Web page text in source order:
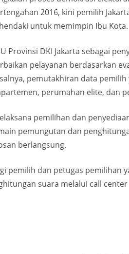
2016, kini pemilih
untuk memimpin Ibu Kota.
Provinsi DKI Jakarta sebagai
pelayanan berdasarkan
pemutakhiran data
perumahan elite, dan
pemilihan dan
pemungutan dan
berlangsung.
pemilih dan petugas
suara melalui call center